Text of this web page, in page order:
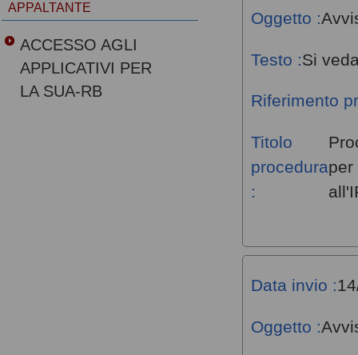
Oggetto :
Testo :Si
Riferimento
Titolo
procedura
:
per
Data invio :
Oggetto :
APPALTANTE
ACCESSO AGLI
APPLICATIVI PER
LA SUA-RB